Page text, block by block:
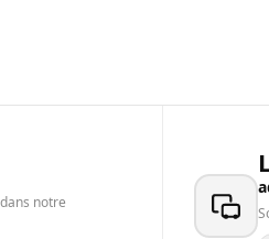
notre